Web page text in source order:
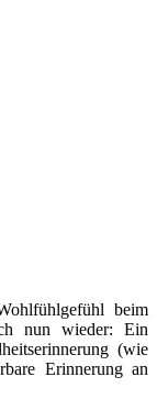
beim
nun wieder: Ein
(wie
Erinnerung an